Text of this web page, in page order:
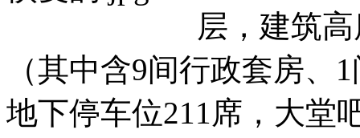
层，建筑
（其中含9间行政套房、
地下停车位211席，大堂